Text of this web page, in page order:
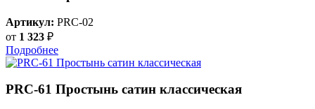
Артикул: PRC-02
от 1 323 ₽
Подробнее
PRC-61 Простынь сатин классическая